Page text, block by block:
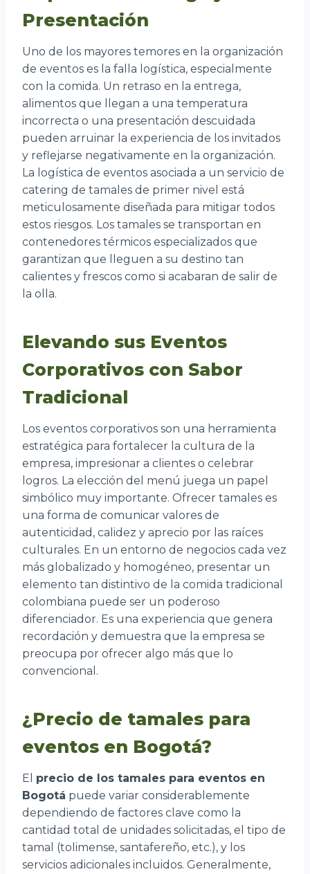
Presentación
Uno de los mayores temores en la organización
de eventos es la falla logística, especialmente
con la comida. Un retraso en la entrega,
alimentos que llegan a una temperatura
incorrecta o una presentación descuidada
pueden arruinar la experiencia de los invitados
y reflejarse negativamente en la organización.
La logística de eventos asociada a un servicio de
catering de tamales de primer nivel está
meticulosamente diseñada para mitigar todos
estos riesgos. Los tamales se transportan en
contenedores térmicos especializados que
garantizan que lleguen a su destino tan
calientes y frescos como si acabaran de salir de
la olla.
Elevando sus Eventos
Corporativos con Sabor
Tradicional
Los eventos corporativos son una herramienta
estratégica para fortalecer la cultura de la
empresa, impresionar a clientes o celebrar
logros. La elección del menú juega un papel
simbólico muy importante. Ofrecer tamales es
una forma de comunicar valores de
autenticidad, calidez y aprecio por las raíces
culturales. En un entorno de negocios cada vez
más globalizado y homogéneo, presentar un
elemento tan distintivo de la comida tradicional
colombiana puede ser un poderoso
diferenciador. Es una experiencia que genera
recordación y demuestra que la empresa se
preocupa por ofrecer algo más que lo
convencional.
¿Precio de tamales para
eventos en Bogotá?
El precio de los tamales para eventos en
Bogotá puede variar considerablemente
dependiendo de factores clave como la
cantidad total de unidades solicitadas, el tipo de
tamal (tolimense, santafereño, etc.), y los
servicios adicionales incluidos. Generalmente,